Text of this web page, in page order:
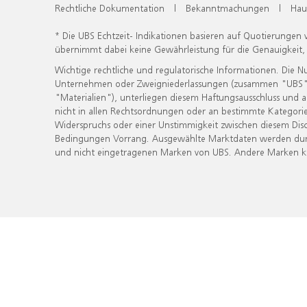
Rechtliche Dokumentation | Bekanntmachungen |
* Die UBS Echtzeit- Indikationen basieren auf
übernimmt dabei keine Gewährleistung für die
Wichtige rechtliche und regulatorische Informationen. Die
Unternehmen oder Zweigniederlassungen (zusammen
"Materialien"), unterliegen diesem Haftungsausschluss
nicht in allen Rechtsordnungen oder an bestimmte
Widerspruchs oder einer Unstimmigkeit zwischen diesem
Bedingungen Vorrang. Ausgewählte Marktdaten werden
und nicht eingetragenen Marken von UBS. Andere Marken